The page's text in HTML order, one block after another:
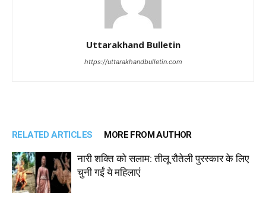
Uttarakhand Bulletin
https://uttarakhandbulletin.com
RELATED ARTICLES MORE FROM AUTHOR
नारी शक्ति को सलाम: तीलू रौतेली पुरस्कार के लिए
चुनी गईं ये महिलाएं